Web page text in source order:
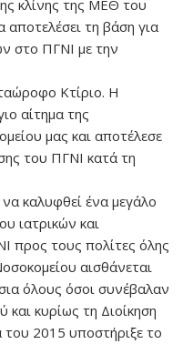
κλίνης της ΜΕΘ του
τη βάση για
στο ΠΓΝΙ με την
Κτίριο. Η
αίτημα της
μας και αποτέλεσε
του ΠΓΝΙ κατά τη
καλυφθεί ένα μεγάλο
ιατρικών και
προς τους πολίτες όλης
αισθάνεται
όλους όσοι συνέβαλαν
κυρίως τη Διοίκηση
2015 υποστήριξε το